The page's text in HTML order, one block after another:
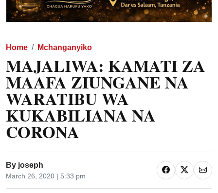
Home Mchanganyiko
MAJALIWA: KAMATI ZA
MAAFA ZIUNGANE NA
WARATIBU WA
KUKABILIANA NA
CORONA
By joseph
March 26, 2020 | 5:33 pm